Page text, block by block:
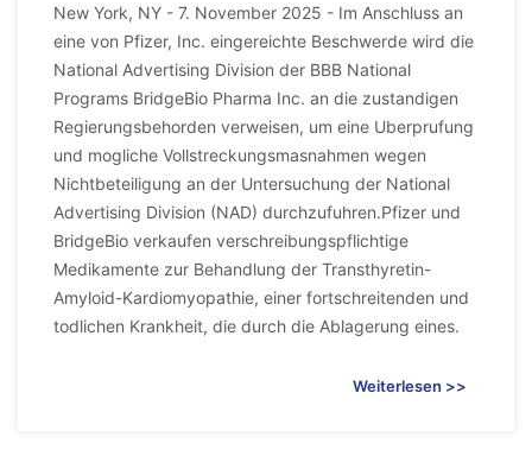
New York, NY - 7. November 2025 - Im Anschluss an
eine von Pfizer, Inc. eingereichte Beschwerde wird die
National Advertising Division der BBB National
Programs BridgeBio Pharma Inc. an die zustandigen
Regierungsbehorden verweisen, um eine Uberprufung
und mogliche Vollstreckungsmasnahmen wegen
Nichtbeteiligung an der Untersuchung der National
Advertising Division (NAD) durchzufuhren.Pfizer und
BridgeBio verkaufen verschreibungspflichtige
Medikamente zur Behandlung der Transthyretin-
Amyloid-Kardiomyopathie, einer fortschreitenden und
todlichen Krankheit, die durch die Ablagerung eines.
Weiterlesen >>